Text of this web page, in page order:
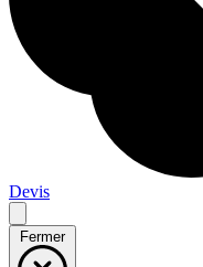
Devis
Fermer